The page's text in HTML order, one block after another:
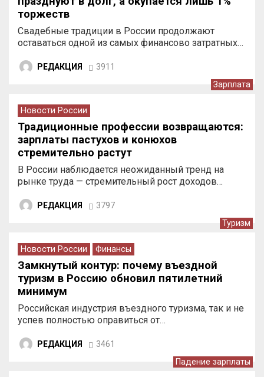
торжеств
Свадебные традиции в России продолжают
оставаться одной из самых финансово затратных…
РЕДАКЦИЯ 3911
Зарплата
Новости России
Традиционные профессии возвращаются:
зарплаты пастухов и конюхов
стремительно растут
В России наблюдается неожиданный тренд на
рынке труда — стремительный рост доходов…
РЕДАКЦИЯ 3797
Туризм
Новости России Финансы
Замкнутый контур: почему въездной
туризм в Россию обновил пятилетний
минимум
Российская индустрия въездного туризма, так и не
успев полностью оправиться от…
РЕДАКЦИЯ 3461
Падение зарплаты